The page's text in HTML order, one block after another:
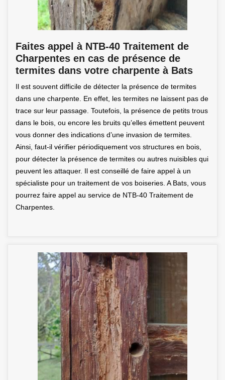
Faites appel à NTB-40 Traitement de
Charpentes en cas de présence de
termites dans votre charpente à Bats
Il est souvent difficile de détecter la présence de termites
dans une charpente. En effet, les termites ne laissent pas de
trace sur leur passage. Toutefois, la présence de petits trous
dans le bois, ou encore les bruits qu’elles émettent peuvent
vous donner des indications d’une invasion de termites.
Ainsi, faut-il vérifier périodiquement vos structures en bois,
pour détecter la présence de termites ou autres nuisibles qui
peuvent les attaquer. Il est conseillé de faire appel à un
spécialiste pour un traitement de vos boiseries. A Bats, vous
pourrez faire appel au service de NTB-40 Traitement de
Charpentes.